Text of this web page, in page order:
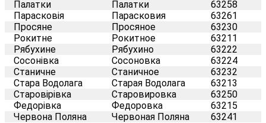
Палатки
Палатки
63258
Парасковія
Парасковия
63261
Просяне
Просяное
63230
Рокитне
Рокитное
63211
Рябухине
Рябухино
63222
Сосонівка
Сосоновка
63224
Станичне
Станичное
63232
Стара Водолага
Старая Водолага
63213
Старовірівка
Старовировка
63250
Федорівка
Федоровка
63215
Червона Поляна
Червоная Поляна 63241